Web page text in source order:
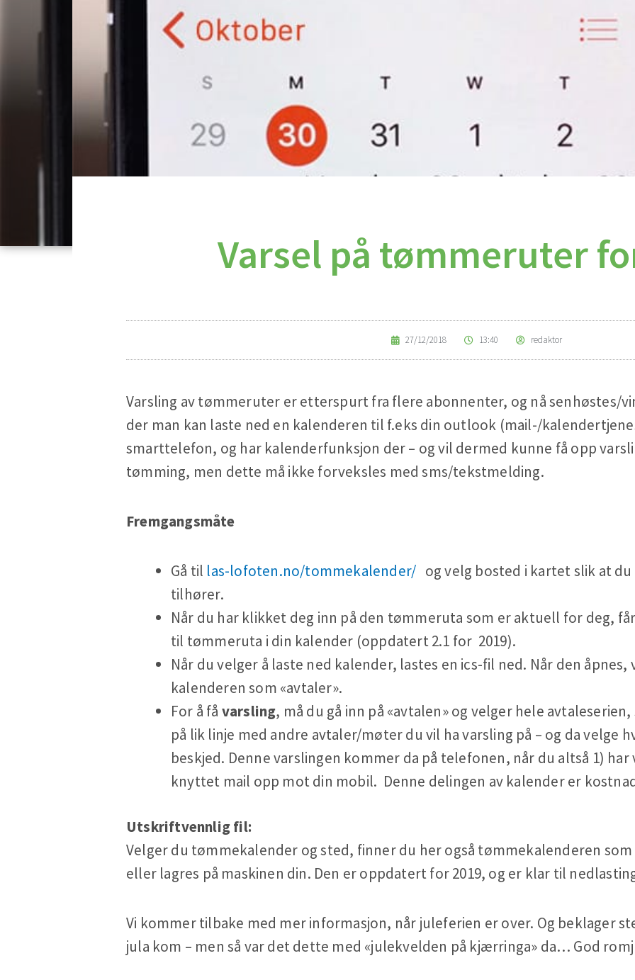
Varsel på tømmeruter
27/12/2018 13:40 redaktor
Varsling av tømmeruter er etterspurt fra flere abonnenter, og nå senhøstes/
der man kan laste ned en kalenderen til f.eks din outlook (mail-/
smarttelefon, og har kalenderfunksjon der – og vil dermed kunne få opp
tømming, men dette må ikke forveksles med sms/tekstmelding.
Fremgangsmåte
Gå til las-lofoten.no/tommekalender/ og velg bosted i kartet slik at
tilhører.
Når du har klikket deg inn på den tømmeruta som er aktuell for deg,
til tømmeruta i din kalender (oppdatert 2.1 for 2019).
Når du velger å laste ned kalender, lastes en ics-fil ned. Når den
kalenderen som «avtaler».
For å få varsling, må du gå inn på «avtalen» og velger hele
på lik linje med andre avtaler/møter du vil ha varsling på – og da velge
beskjed. Denne varslingen kommer da på telefonen, når du altså 1) har
knyttet mail opp mot din mobil. Denne delingen av kalender er
Utskriftvennlig fil:
Velger du tømmekalender og sted, finner du her også tømmekalenderen
eller lagres på maskinen din. Den er oppdatert for 2019, og er klar til
Vi kommer tilbake med mer informasjon, når juleferien er over. Og beklager
jula kom – men så var det dette med «julekvelden på kjærringa» da… God